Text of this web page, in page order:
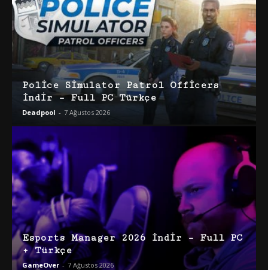
Police Simulator Patrol Officers
İndir – Full PC Türkçe
Deadpool - 7 Ağustos 2026
Esports Manager 2026 İndir – Full PC
+ Türkçe
GameOver - 7 Ağustos 2026